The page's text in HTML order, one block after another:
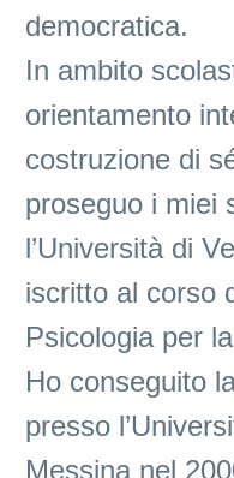
democratica.
In ambito
orientamento
costruzione di
proseguo i miei
l’Università di
iscritto al corso
Psicologia per
Ho conseguito
presso
Messina nel